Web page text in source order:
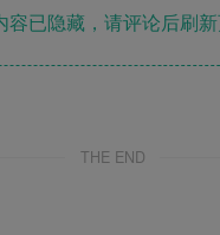
容已隐藏，请评论后刷
THE END